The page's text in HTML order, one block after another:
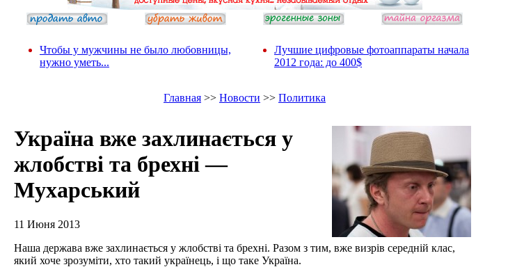
Чтобы у мужчины не было любовницы,
нужно уметь...
Лучшие цифровые фотоаппараты начала
2012 года: до 400$
Главная >> Новости >> Политика
Україна вже захлинається у
жлобстві та брехні —
Мухарський
11 Июня 2013
Наша держава вже захлинається у жлобстві та брехні. Разом з тим, вже визрів середній клас,
який хоче зрозуміти, хто такий українець, і що таке Україна.